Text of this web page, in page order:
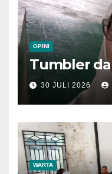
OPINI
Tumbler
30 JULI 2026
WARTA